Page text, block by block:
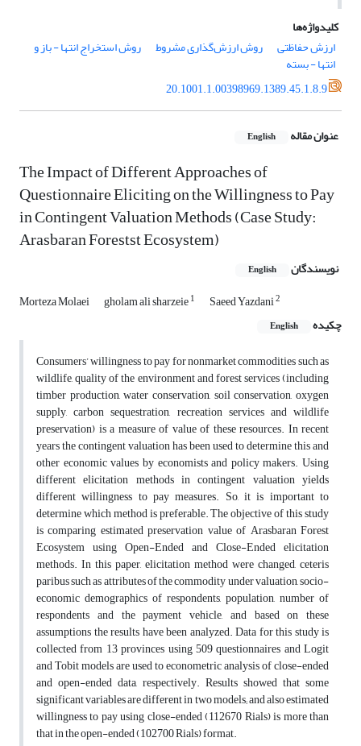
کلیدواژه‌ها
ارزش حفاظتی
روش ارزش‌گذاری مشروط روش استخراج انتها - باز و
انتها - بسته
20.1001.1.00398969.1389.45.1.8.9
عنوان مقاله English
The Impact of Different Approaches of
Questionnaire Eliciting on the Willingness to Pay
in Contingent Valuation Methods (Case Study:
Arasbaran Forestst Ecosystem)
نویسندگان English
Morteza Molaei gholam ali sharzeie1 Saeed Yazdani2
چکیده English
Consumers’ willingness to pay for nonmarket commodities such as
wildlife, quality of the environment and forest services (including
timber production, water conservation, soil conservation, oxygen
supply, carbon sequestration, recreation services and wildlife
preservation) is a measure of value of these resources. In recent
years the contingent valuation has been used to determine this and
other economic values by economists and policy makers. Using
different elicitation methods in contingent valuation yields
different willingness to pay measures. So, it is important to
determine which method is preferable. The objective of this study
is comparing estimated preservation value of Arasbaran Forest
Ecosystem using Open-Ended and Close-Ended elicitation
methods. In this paper, elicitation method were changed, ceteris
paribus such as attributes of the commodity under valuation, socio-
economic demographics of respondents, population, number of
respondents and the payment vehicle, and based on these
assumptions the results have been analyzed. Data for this study is
collected from 13 provinces using 509 questionnaires and Logit
and Tobit models are used to econometric analysis of close-ended
and open-ended data, respectively. Results showed that some
significant variables are different in two models; and also estimated
willingness to pay using close-ended (112670 Rials) is more than
that in the open-ended (102700 Rials) format.